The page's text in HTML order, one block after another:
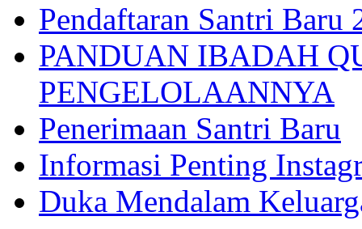
Pendaftaran Santri Baru
PANDUAN IBADAH
PENGELOLAANNYA
Penerimaan Santri Baru
Informasi Penting
Duka Mendalam